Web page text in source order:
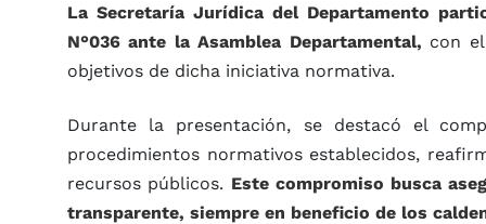
La Secretaría Jurídica del Departamento
N°036 ante la Asamblea Departamental, con
objetivos de dicha iniciativa normativa.
Durante la presentación, se destacó el
procedimientos normativos establecidos,
recursos públicos. Este compromiso busca
transparente, siempre en beneficio de los